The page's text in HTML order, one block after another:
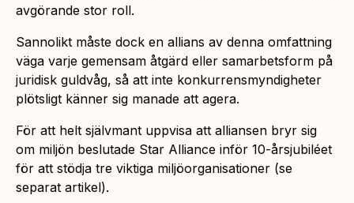
avgörande stor roll.
Sannolikt måste dock en allians av denna omfattning
väga varje gemensam åtgärd eller samarbetsform på
juridisk guldvåg, så att inte konkurrensmyndigheter
plötsligt känner sig manade att agera.
För att helt självmant uppvisa att alliansen bryr sig
om miljön beslutade Star Alliance inför 10-årsjubiléet
för att stödja tre viktiga miljöorganisationer (se
separat artikel).